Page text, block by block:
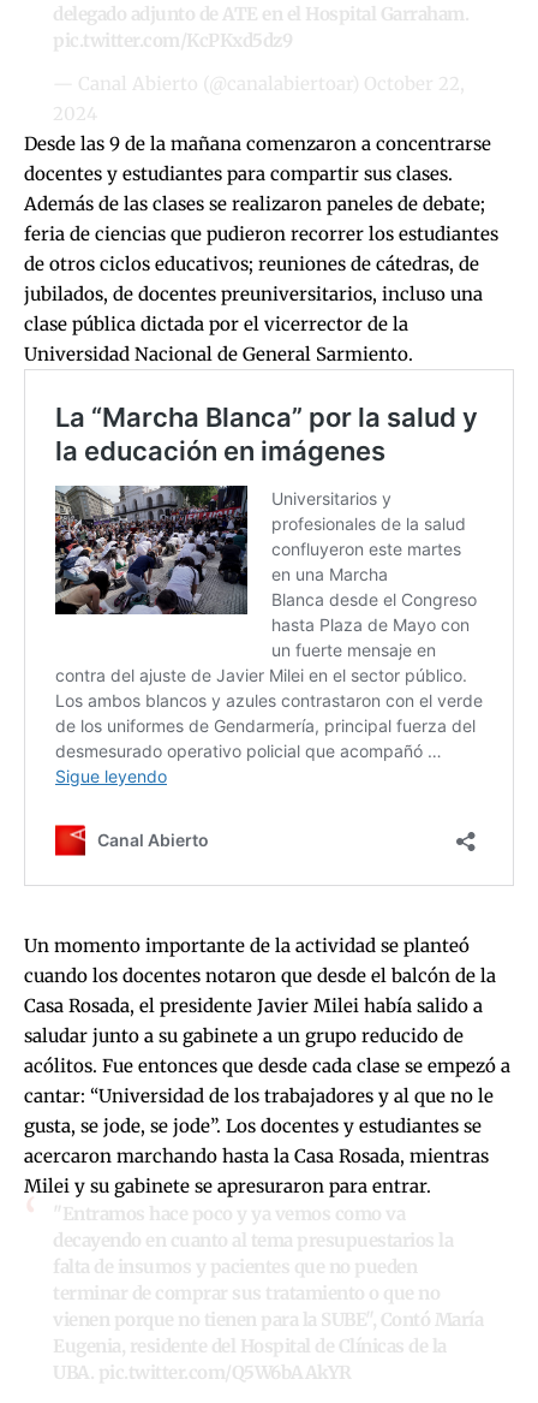
delegado adjunto de ATE en el Hospital Garraham.
pic.twitter.com/KcPKxd5dz9
— Canal Abierto (@canalabiertoar) October 22,
2024
Desde las 9 de la mañana comenzaron a concentrarse
docentes y estudiantes para compartir sus clases.
Además de las clases se realizaron paneles de debate;
feria de ciencias que pudieron recorrer los estudiantes
de otros ciclos educativos; reuniones de cátedras, de
jubilados, de docentes preuniversitarios, incluso una
clase pública dictada por el vicerrector de la
Universidad Nacional de General Sarmiento.
Un momento importante de la actividad se planteó
cuando los docentes notaron que desde el balcón de la
Casa Rosada, el presidente Javier Milei había salido a
saludar junto a su gabinete a un grupo reducido de
acólitos. Fue entonces que desde cada clase se empezó a
cantar: “Universidad de los trabajadores y al que no le
gusta, se jode, se jode”. Los docentes y estudiantes se
acercaron marchando hasta la Casa Rosada, mientras
Milei y su gabinete se apresuraron para entrar.
"Entramos hace poco y ya vemos como va
decayendo en cuanto al tema presupuestarios la
falta de insumos y pacientes que no pueden
terminar de comprar sus tratamiento o que no
vienen porque no tienen para la SUBE", Contó María
Eugenia, residente del Hospital de Clínicas de la
UBA. pic.twitter.com/Q5W6bAAkYR